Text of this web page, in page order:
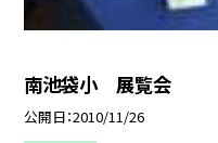
南池袋小 展覧会
公開日 2010/11/26